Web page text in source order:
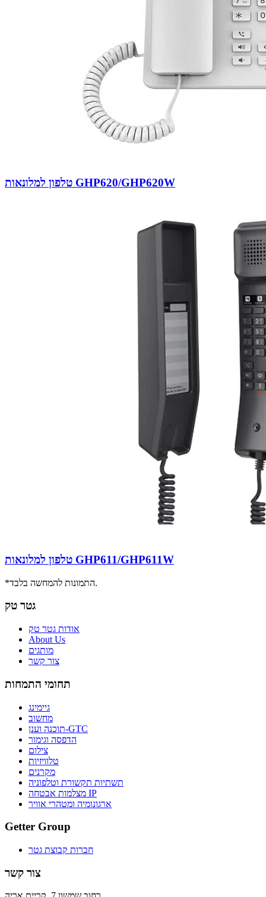
טלפון למלונאות GHP620/GHP620W
טלפון למלונאות GHP611/GHP611W
*התמונות להמחשה בלבד.
גטר טק
אודות גטר טק
About Us
מותגים
צור קשר
תחומי התמחות
גיימינג
מחשוב
תוכנה וענן-GTC
הדפסה וגימור
צילום
טלוויזיות
מקרנים
תשתיות תקשורת וטלפוניה
מצלמות אבטחה IP
ארגונומיה ומטהרי אוויר
Getter Group
חברות קבוצת גטר
צור קשר